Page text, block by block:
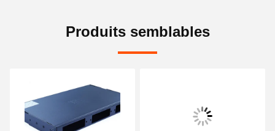
Produits semblables